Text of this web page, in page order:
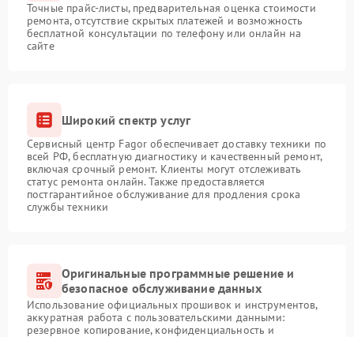
Точные прайс-листы, предварительная оценка стоимости
ремонта, отсутствие скрытых платежей и возможность
бесплатной консультации по телефону или онлайн на
сайте
Широкий спектр услуг
Сервисный центр Fagor обеспечивает доставку техники по
всей РФ, бесплатную диагностику и качественный ремонт,
включая срочный ремонт. Клиенты могут отслеживать
статус ремонта онлайн. Также предоставляется
постгарантийное обслуживание для продления срока
службы техники
Оригинальные программные решение и
безопасное обслуживание данных
Использование официальных прошивок и инструментов,
аккуратная работа с пользовательскими данными:
резервное копирование, конфиденциальность и